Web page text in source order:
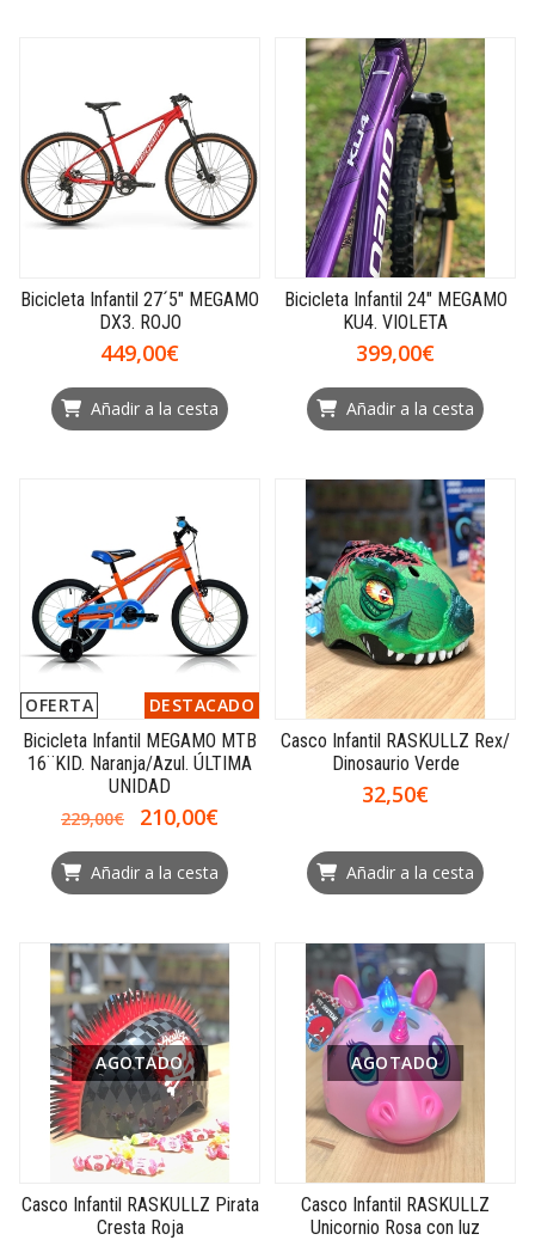
Bicicleta Infantil 27´5" MEGAMO
DX3. ROJO
449,00€
Añadir a la cesta
Bicicleta Infantil 24" MEGAMO
KU4. VIOLETA
399,00€
Añadir a la cesta
OFERTA
DESTACADO
Bicicleta Infantil MEGAMO MTB
16¨KID. Naranja/Azul. ÚLTIMA
UNIDAD
229,00€
210,00€
Añadir a la cesta
Casco Infantil RASKULLZ Rex/
Dinosaurio Verde
32,50€
Añadir a la cesta
AGOTADO
Casco Infantil RASKULLZ Pirata
Cresta Roja
AGOTADO
Casco Infantil RASKULLZ
Unicornio Rosa con luz